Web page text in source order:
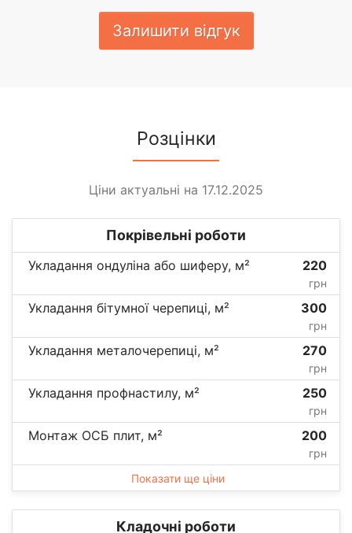
Залишити відгук
Розцінки
Ціни актуальні на 17.12.2025
Покрівельні роботи
Укладання ондуліна або шиферу, м² 220
грн
Укладання бітумної черепиці, м² 300
грн
Укладання металочерепиці, м² 270
грн
Укладання профнастилу, м² 250
грн
Монтаж ОСБ плит, м² 200
грн
Показати ще ціни
Кладочні роботи